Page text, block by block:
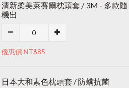
清新柔美萊賽爾枕頭套 / 3M - 多款隨
機出
優惠價 NT$85
日本大和素色枕頭套 / 防螨抗菌